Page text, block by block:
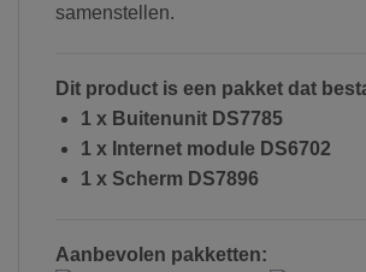
samenstellen.
Dit product is een pakket dat
1 x Buitenunit DS7785
1 x Internet module DS6702
1 x Scherm DS7896
Aanbevolen pakketten: